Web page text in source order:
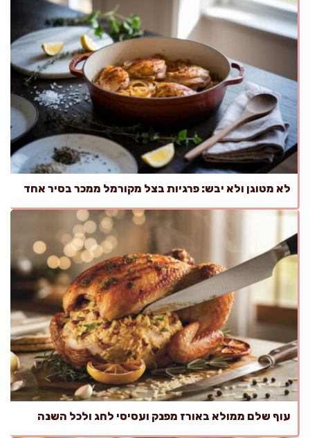
לא מטוגן ולא יבש: פרגיות בצל מקורמל ממכר בסיר אחד
עוף שלם ממולא באורז מפנק ועסיסי לחג ולכל השנה